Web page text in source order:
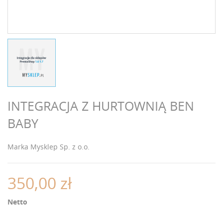
INTEGRACJA Z HURTOWNIĄ BEN
BABY
Marka Mysklep Sp. z o.o.
350,00 zł
Netto